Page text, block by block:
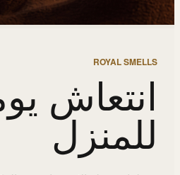
ROYAL SMELLS
انتعاش
للمنزل